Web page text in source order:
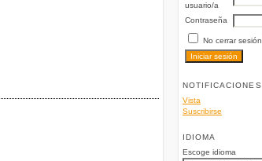
usuario/a
Contraseña
No cerrar sesión
NOTIFICACIONES
Vista
Suscribirse
IDIOMA
Escoge idioma